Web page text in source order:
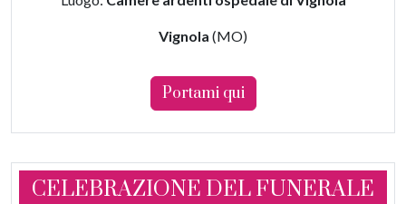
Vignola (MO)
Portami qui
CELEBRAZIONE DEL FUNERALE